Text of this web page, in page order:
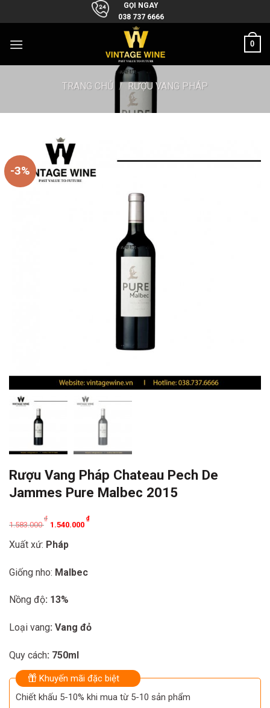
to
GỌI NGAY
038 737 6666
0
TRANG CHỦ / RƯỢU VANG PHÁP
-3%
Rượu Vang Pháp Chateau Pech De
Jammes Pure Malbec 2015
1.583.000
₫
Original
price
was:
1.583.000 ₫.
1.540.000
₫
Current
price
is:
1.540.000 ₫.
Xuất xứ: Pháp
Giống nho: Malbec
Nồng độ: 13%
Loại vang: Vang đỏ
Quy cách: 750ml
Khuyến mãi đặc biệt
Chiết khấu 5-10% khi mua từ 5-10 sản phẩm